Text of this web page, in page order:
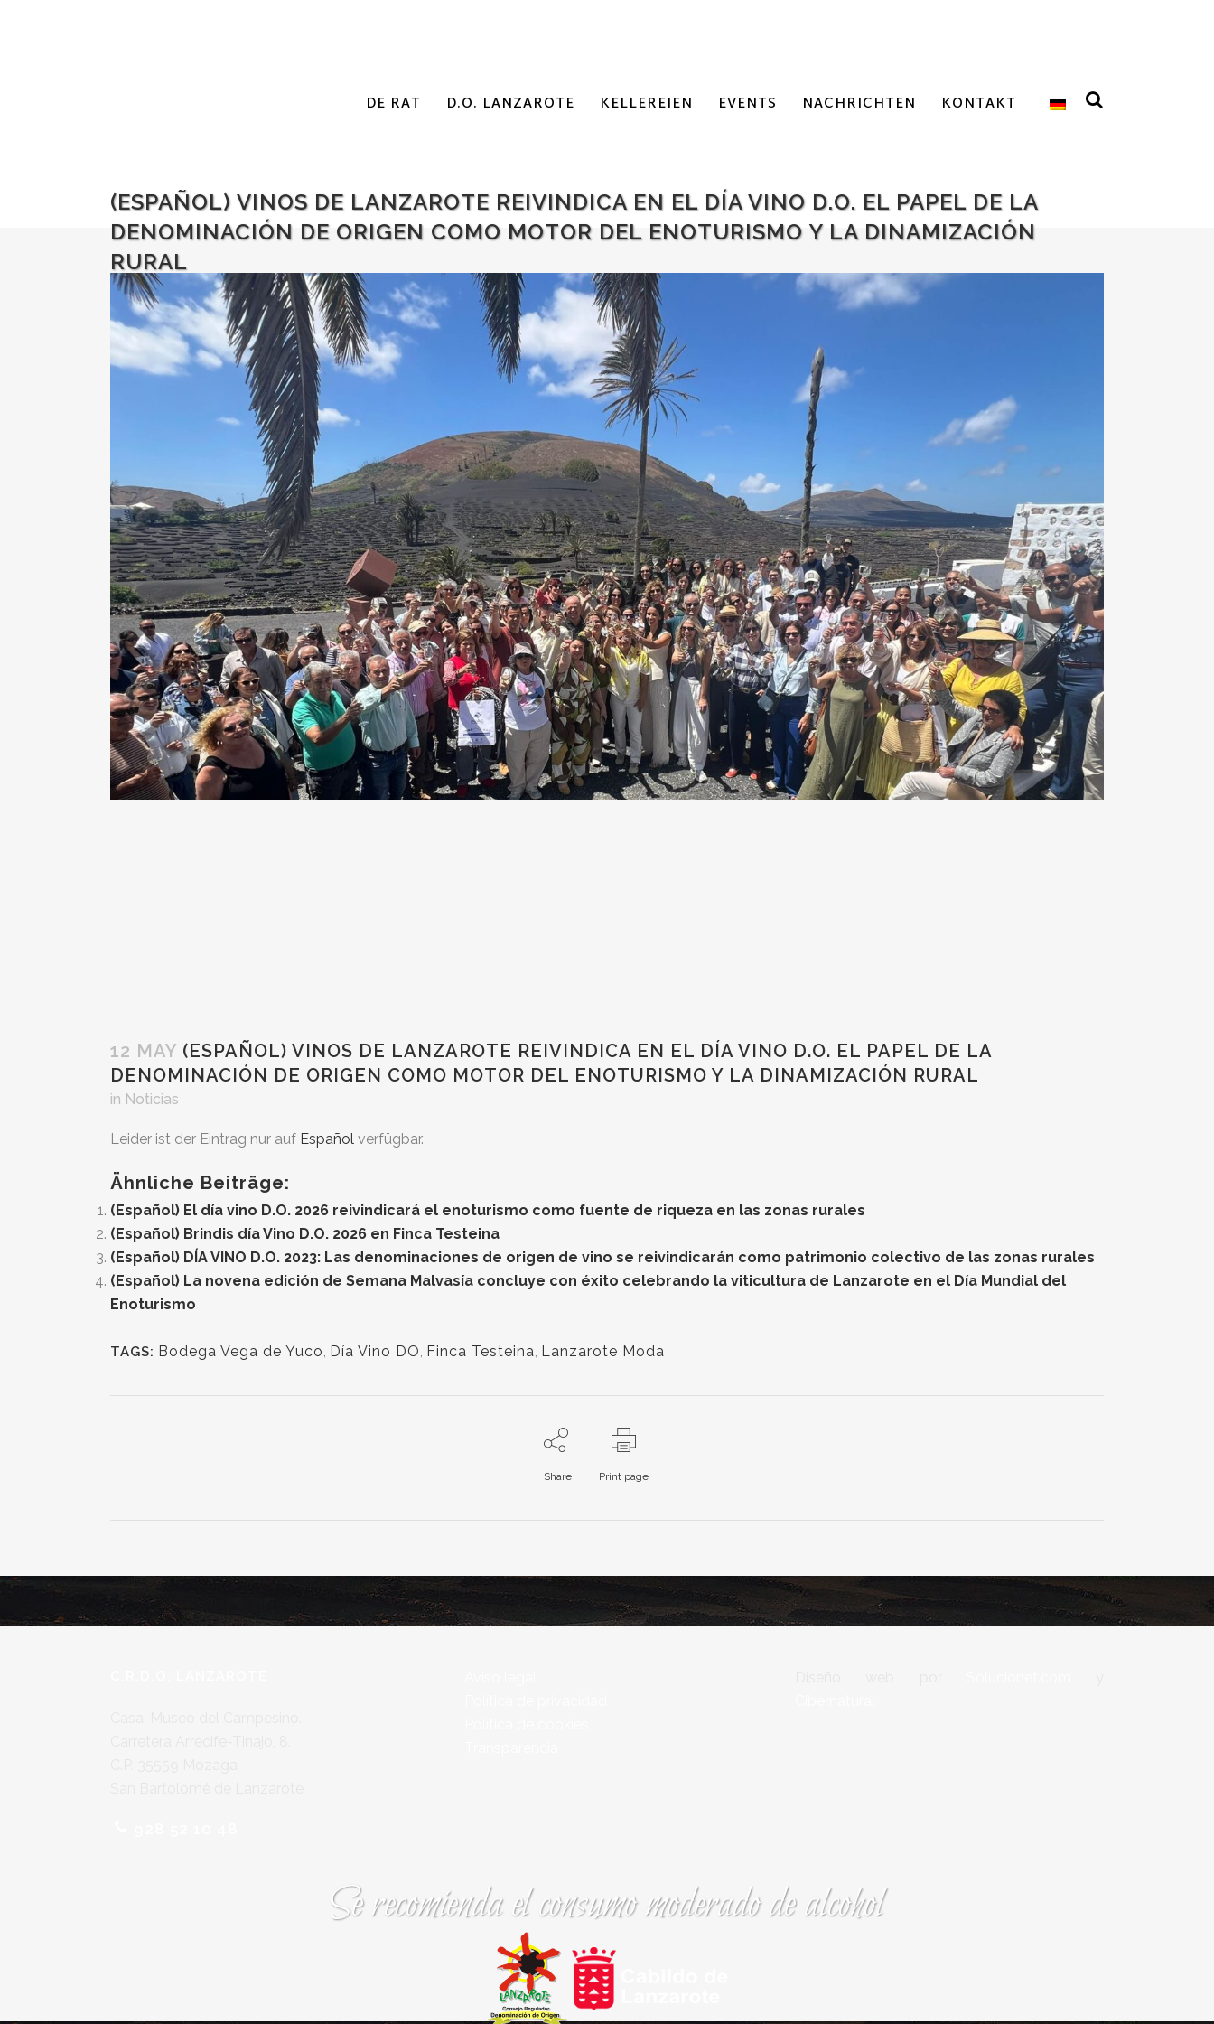
DE RAT D.O. LANZAROTE KELLEREIEN EVENTS NACHRICHTEN KONTAKT
(ESPAÑOL) VINOS DE LANZAROTE REIVINDICA EN EL DÍA VINO D.O. EL PAPEL DE LA
DENOMINACIÓN DE ORIGEN COMO MOTOR DEL ENOTURISMO Y LA DINAMIZACIÓN
RURAL
12 MAY (ESPAÑOL) VINOS DE LANZAROTE REIVINDICA EN EL DÍA VINO D.O. EL PAPEL DE LA
DENOMINACIÓN DE ORIGEN COMO MOTOR DEL ENOTURISMO Y LA DINAMIZACIÓN RURAL
in Noticias
Leider ist der Eintrag nur auf Español verfügbar.
Ähnliche Beiträge:
(Español) El día vino D.O. 2026 reivindicará el enoturismo como fuente de riqueza en las zonas rurales
(Español) Brindis día Vino D.O. 2026 en Finca Testeina
(Español) DÍA VINO D.O. 2023: Las denominaciones de origen de vino se reivindicarán como patrimonio colectivo de las zonas rurales
(Español) La novena edición de Semana Malvasía concluye con éxito celebrando la viticultura de Lanzarote en el Día Mundial del
Enoturismo
TAGS: Bodega Vega de Yuco, Día Vino DO, Finca Testeina, Lanzarote Moda
Share Print page
Se recomienda el consumo moderado de alcohol